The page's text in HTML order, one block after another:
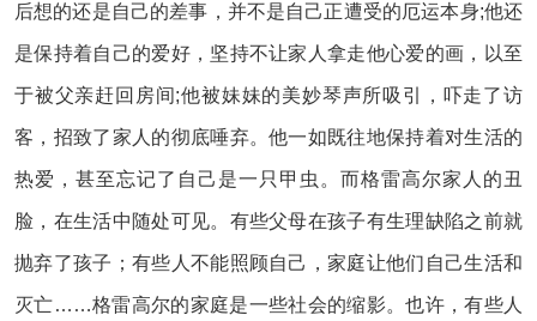
后想的还是自己的差事，并不是自己正遭受的厄运本身;他还
是保持着自己的爱好，坚持不让家人拿走他心爱的画，以至
于被父亲赶回房间;他被妹妹的美妙琴声所吸引，吓走了访
客，招致了家人的彻底唾弃。他一如既往地保持着对生活的
热爱，甚至忘记了自己是一只甲虫。而格雷高尔家人的丑
脸，在生活中随处可见。有些父母在孩子有生理缺陷之前就
抛弃了孩子；有些人不能照顾自己，家庭让他们自己生活和
灭亡……格雷高尔的家庭是一些社会的缩影。也许，有些人